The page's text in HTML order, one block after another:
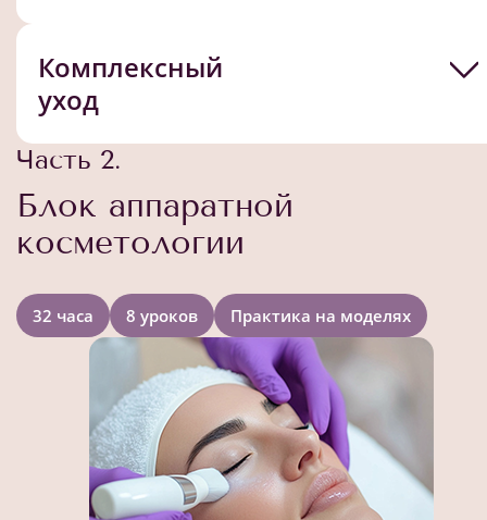
Комплексный
уход
Часть 2.
Блок аппаратной
косметологии
32 часа 8 уроков Практика на моделях